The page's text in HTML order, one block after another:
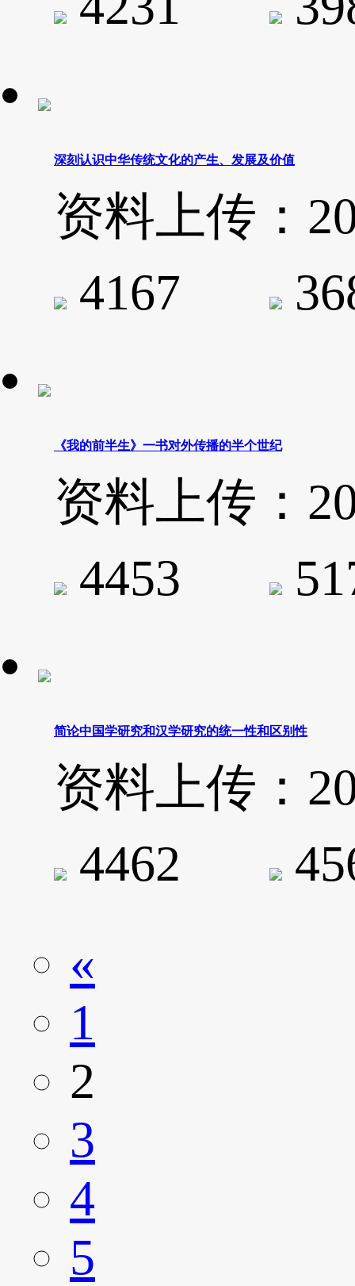
深刻认识中华传统文化的产生、发展及价值
资料上传：
4167
《我的前半生》一书对外传播的半个世纪
资料上传：
4453
简论中国学研究和汉学研究的统一性和区别性
资料上传：
4462
«
1
2
3
4
5